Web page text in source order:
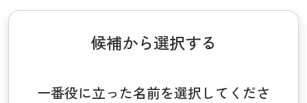
候補から選択する
一番役に立った名前を選択してくださ